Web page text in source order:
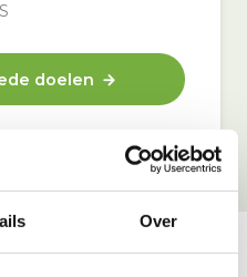
Over
doelen